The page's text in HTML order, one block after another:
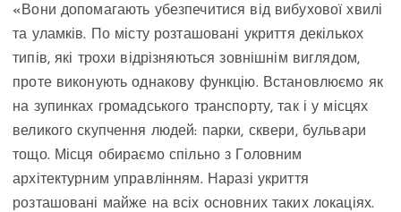
«Вони допомагають убезпечитися від вибухової хвилі
та уламків. По місту розташовані укриття декількох
типів, які трохи відрізняються зовнішнім виглядом,
проте виконують однакову функцію. Встановлюємо як
на зупинках громадського транспорту, так і у місцях
великого скупчення людей: парки, сквери, бульвари
тощо. Місця обираємо спільно з Головним
архітектурним управлінням. Наразі укриття
розташовані майже на всіх основних таких локаціях.